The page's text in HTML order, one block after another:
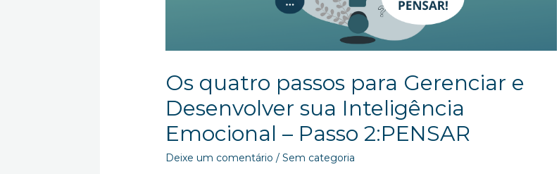
Os quatro passos para Gerenciar e
Desenvolver sua Inteligência
Emocional – Passo 2:PENSAR
Deixe um comentário /Sem categoria